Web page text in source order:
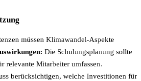
müssen Klimawandel-Aspekte
Die Schulungsplanung sollte
relevante Mitarbeiter umfassen.
berücksichtigen, welche Investitionen für